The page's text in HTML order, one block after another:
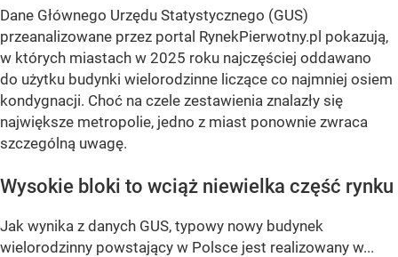
Dane Głównego Urzędu Statystycznego (GUS)
przeanalizowane przez portal RynekPierwotny.pl pokazują,
w których miastach w 2025 roku najczęściej oddawano
do użytku budynki wielorodzinne liczące co najmniej osiem
kondygnacji. Choć na czele zestawienia znalazły się
największe metropolie, jedno z miast ponownie zwraca
szczególną uwagę.
Wysokie bloki to wciąż niewielka część rynku
Jak wynika z danych GUS, typowy nowy budynek
wielorodzinny powstający w Polsce jest realizowany w...